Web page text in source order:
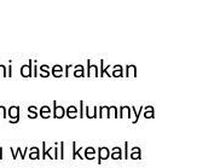
diserahkan
sebelumnya
wakil kepala